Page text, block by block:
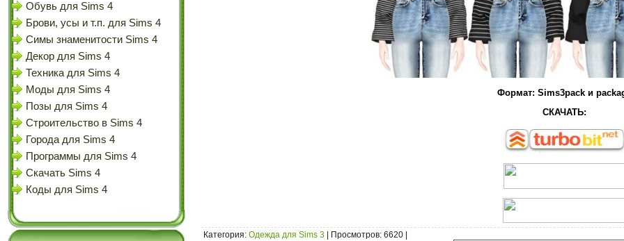
Обувь для Sims 4
Брови, усы и т.п. для Sims 4
Симы знаменитости Sims 4
Декор для Sims 4
Техника для Sims 4
Моды для Sims 4
Позы для Sims 4
Строительство в Sims 4
Города для Sims 4
Программы для Sims 4
Скачать Sims 4
Коды для Sims 4
Формат: Sims3pack и
СКАЧАТЬ:
Категория: Одежда для Sims 3 Просмотров: 6620 |